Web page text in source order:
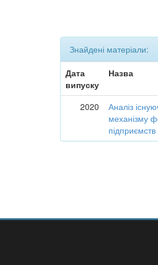
Знайдені матеріали:
Дата
випуску
Назва
2020
Аналіз
механізму